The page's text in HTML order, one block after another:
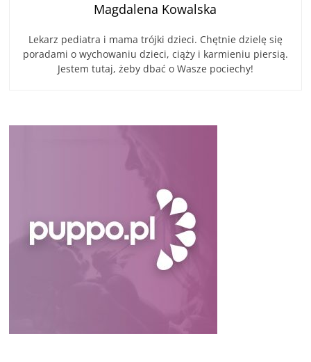
Magdalena Kowalska
Lekarz pediatra i mama trójki dzieci. Chętnie dzielę się
poradami o wychowaniu dzieci, ciąży i karmieniu piersią.
Jestem tutaj, żeby dbać o Wasze pociechy!